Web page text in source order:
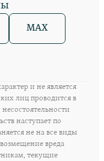
MAX
и не является
лиц проводится в
наступает по
не на все виды
вреда
текущие